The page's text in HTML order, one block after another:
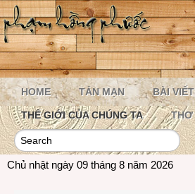
HOME TẢN MẠN BÀI VIẾT
THẾ GIỚI CỦA CHÚNG TA THƠ
Chủ nhật ngày 09 tháng 8 năm 2026